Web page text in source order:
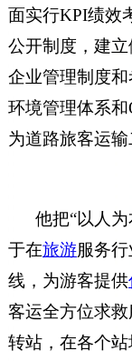
面实行KPI绩效
公开制度，建
企业管理制度
环境管理体系
为道路旅客运输
他把“以人为
于在旅游服务
线，为游客提供
客运全方位求
转站，在各个